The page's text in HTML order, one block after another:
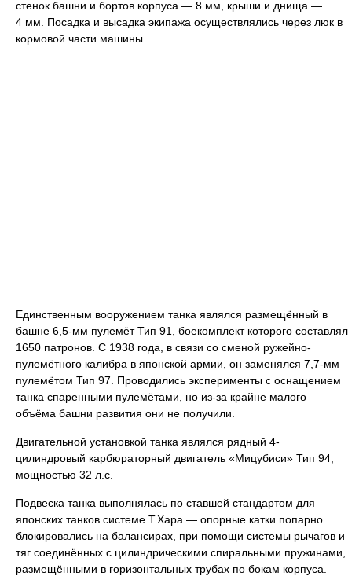
стенок башни и бортов корпуса — 8 мм, крыши и днища —
4 мм. Посадка и высадка экипажа осуществлялись через люк в
кормовой части машины.
Единственным вооружением танка являлся размещённый в
башне 6,5-мм пулемёт Тип 91, боекомплект которого составлял
1650 патронов. С 1938 года, в связи со сменой ружейно-
пулемётного калибра в японской армии, он заменялся 7,7-мм
пулемётом Тип 97. Проводились эксперименты с оснащением
танка спаренными пулемётами, но из-за крайне малого
объёма башни развития они не получили.
Двигательной установкой танка являлся рядный 4-
цилиндровый карбюраторный двигатель «Мицубиси» Тип 94,
мощностью 32 л.с.
Подвеска танка выполнялась по ставшей стандартом для
японских танков системе Т.Хара — опорные катки попарно
блокировались на балансирах, при помощи системы рычагов и
тяг соединённых с цилиндрическими спиральными пружинами,
размещёнными в горизонтальных трубах по бокам корпуса.